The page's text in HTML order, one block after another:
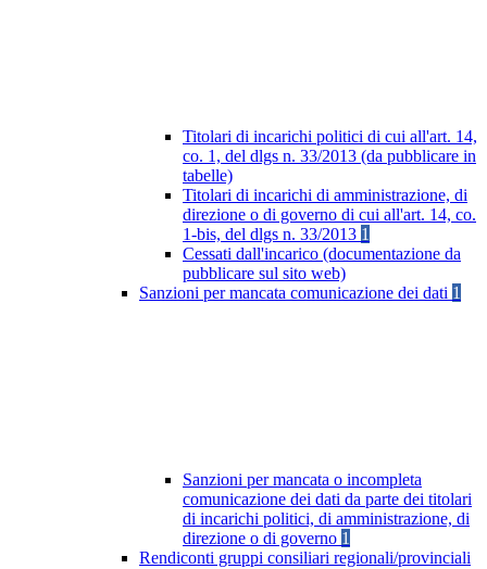
Titolari di incarichi politici di cui all'art. 14,
co. 1, del dlgs n. 33/2013 (da pubblicare in
tabelle)
Titolari di incarichi di amministrazione, di
direzione o di governo di cui all'art. 14, co.
1-bis, del dlgs n. 33/2013 1
Cessati dall'incarico (documentazione da
pubblicare sul sito web)
Sanzioni per mancata comunicazione dei dati 1
Sanzioni per mancata o incompleta
comunicazione dei dati da parte dei titolari
di incarichi politici, di amministrazione, di
direzione o di governo 1
Rendiconti gruppi consiliari regionali/provinciali